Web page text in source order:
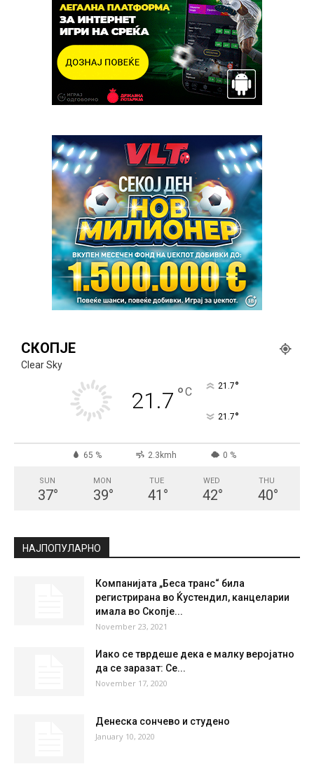
СКОПЈЕ
Clear Sky
21.7 °C 21.7°
21.7°
65 % 2.3kmh 0 %
SUN
37°
MON
39°
TUE
41 °
WED
42°
THU
40°
НАЈПОПУЛАРНО
Компанијата „Беса транс“ била
регистрирана во Ќустендил, канцеларии
имала во Скопје...
November 23, 2021
Иако се тврдеше дека е малку веројатно
да се заразат: Се...
November 17, 2020
Денеска сончево и студено
January 10, 2020